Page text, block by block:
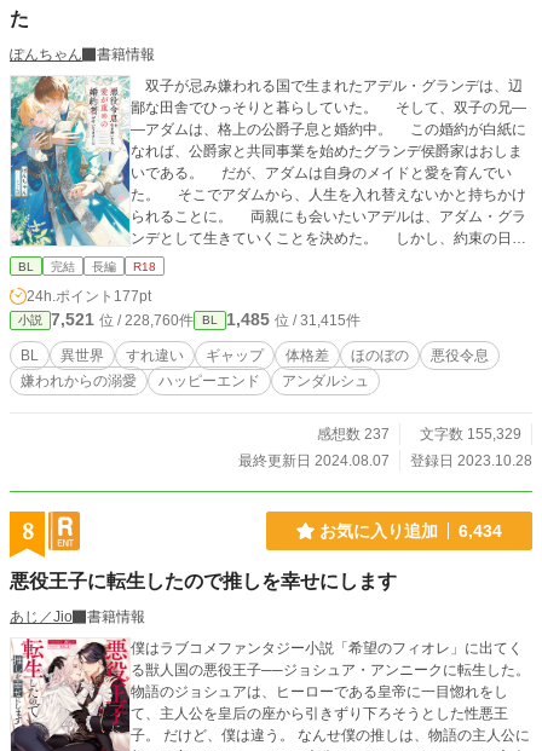
た
ぽんちゃん
書籍情報
双子が忌み嫌われる国で生まれたアデル・グランデは、辺
鄙な田舎でひっそりと暮らしていた。 そして、双子の兄―
―アダムは、格上の公爵子息と婚約中。 この婚約が白紙に
なれば、公爵家と共同事業を始めたグランデ侯爵家はおしま
いである。 だが、アダムは自身のメイドと愛を育んでい
た。 そこでアダムから、人生を入れ替えないかと持ちかけ
られることに。 両親にも会いたいアデルは、アダム・グラ
ンデとして生きていくことを決めた。 しかし、約束の日に
会ったアダムは、体はバキバキに鍛えており、肌はこんがり
活していた色白で病弱なアデルとは、あまり似ていなかった
のだ。 そのため、化粧でなんとか誤魔化したアデルは、ア
ダムになりきり、両親のために王都へ向かった。 アダムと
して平和に暮らしたいアデルだが、婚約者のヴィンセントは
塩対応。 初めてのデート（アデルにとって）では、いきな
世界です。 女性も登場しますが、恋愛には発展しません。
BL 完結 長編 R18
24h.ポイント 177pt
小説 7,521 位 / 228,760件 BL 1,485 位 / 31,415件
BL 異世界 すれ違い ギャップ 体格差 ほのぼの
悪役令息
嫌われからの溺愛
ハッピーエンド アンダルシュ
感想数 237
文字数 155,329
最終更新日 2024.08.07
登録日 2023.10.28
8 お気に入り追加 6,434
悪役王子に転生したので推しを幸せにします
あじ／Jio
書籍情報
僕はラブコメファンタジー小説「希望のフィオレ」に出てく
る獣人国の悪役王子──ジョシュア・アンニークに転生した。
物語のジョシュアは、ヒーローである皇帝に一目惚れをし
て、主人公を皇后の座から引きずり下ろそうとした性悪王
子。 だけど、僕は違う。 なんせ僕の推しは、物語の主人公に